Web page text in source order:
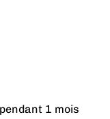
1 mois